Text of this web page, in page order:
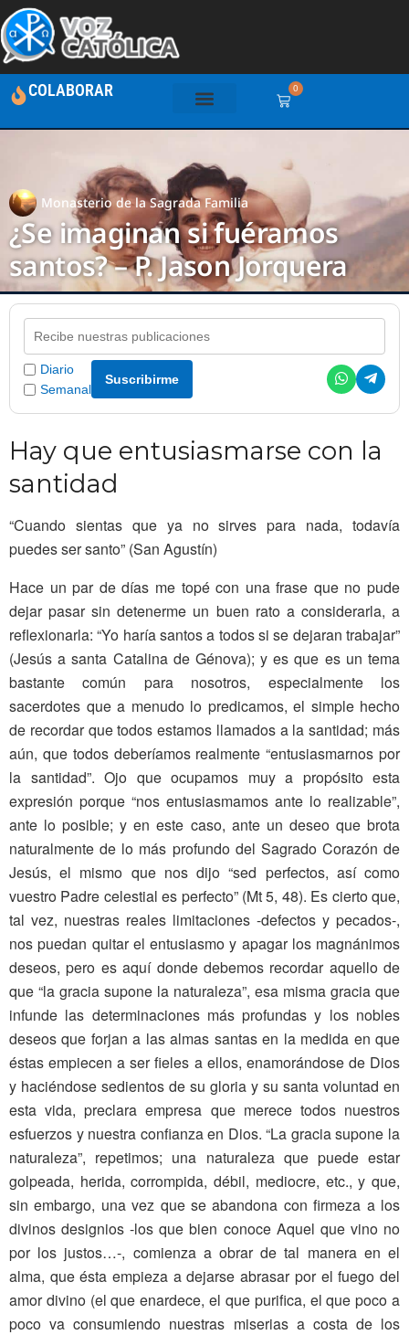
COLABORAR 0
Monasterio de la Sagrada Familia
¿Se imaginan si fuéramos
santos? – P. Jason Jorquera
Diario
Semanal
Suscribirme
Hay que entusiasmarse con la
santidad
“Cuando sientas que ya no sirves para nada, todavía
puedes ser santo” (San Agustín)
Hace un par de días me topé con una frase que no pude
dejar pasar sin detenerme un buen rato a considerarla, a
reflexionarla: “Yo haría santos a todos si se dejaran trabajar”
(Jesús a santa Catalina de Génova); y es que es un tema
bastante común para nosotros, especialmente los
sacerdotes que a menudo lo predicamos, el simple hecho
de recordar que todos estamos llamados a la santidad; más
aún, que todos deberíamos realmente “entusiasmarnos por
la santidad”. Ojo que ocupamos muy a propósito esta
expresión porque “nos entusiasmamos ante lo realizable”,
ante lo posible; y en este caso, ante un deseo que brota
naturalmente de lo más profundo del Sagrado Corazón de
Jesús, el mismo que nos dijo “sed perfectos, así como
vuestro Padre celestial es perfecto” (Mt 5, 48). Es cierto que,
tal vez, nuestras reales limitaciones -defectos y pecados-,
nos puedan quitar el entusiasmo y apagar los magnánimos
deseos, pero es aquí donde debemos recordar aquello de
que “la gracia supone la naturaleza”, esa misma gracia que
infunde las determinaciones más profundas y los nobles
deseos que forjan a las almas santas en la medida en que
éstas empiecen a ser fieles a ellos, enamorándose de Dios
y haciéndose sedientos de su gloria y su santa voluntad en
esta vida, preclara empresa que merece todos nuestros
esfuerzos y nuestra confianza en Dios. “La gracia supone la
naturaleza”, repetimos; una naturaleza que puede estar
golpeada, herida, corrompida, débil, mediocre, etc., y que,
sin embargo, una vez que se abandona con firmeza a los
divinos designios -los que bien conoce Aquel que vino no
por los justos…-, comienza a obrar de tal manera en el
alma, que ésta empieza a dejarse abrasar por el fuego del
amor divino (el que enardece, el que purifica, el que poco a
poco va consumiendo nuestras miserias a costa de los